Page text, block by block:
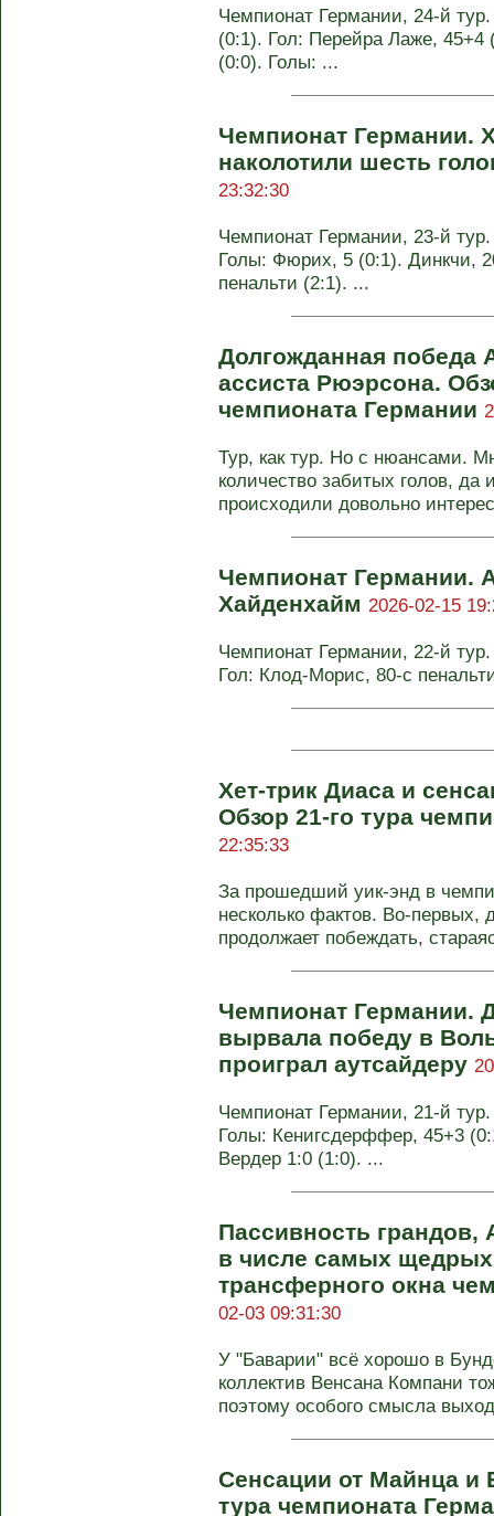
Чемпионат Германии, 24-й
(0:1). Гол: Перейра Лаже,
(0:0). Голы: ...
Чемпионат Германии.
наколотили шесть
23:32:30
Чемпионат Германии, 23-й
Голы: Фюрих, 5 (0:1). Динкчи,
пенальти (2:1). ...
Долгожданная победа
ассиста Рюэрсона.
чемпионата Германии
Тур, как тур. Но с нюансами.
количество забитых голов, да
происходили довольно
Чемпионат Германии.
Хайденхайм 2026-02-15
Чемпионат Германии, 22-й
Гол: Клод-Морис, 80-с
Хет-трик Диаса и
Обзор 21-го тура
22:35:33
За прошедший уик-энд в
несколько фактов. Во-первых,
продолжает побеждать,
Чемпионат Германии.
вырвала победу в
проиграл аутсайдеру
Чемпионат Германии, 21-й
Голы: Кенигсдерффер, 45+3
Вердер 1:0 (1:0). ...
Пассивность грандов,
в числе самых
трансферного окна
02-03 09:31:30
У "Баварии" всё хорошо в
коллектив Венсана Компани
поэтому особого смысла
Сенсации от Майнца и
тура чемпионата